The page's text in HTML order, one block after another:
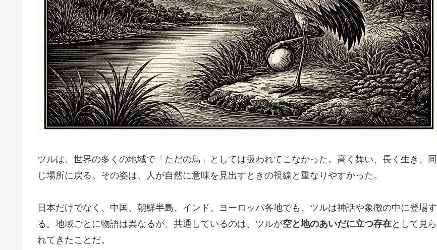
ツルは、世界の多くの地域で「ただの鳥」としては扱われてこなかった。高く舞い、長く生き、同
じ場所に戻る。その姿は、人が自然に意味を見出すときの視線と重なりやすかった。
日本だけでなく、中国、朝鮮半島、インド、ヨーロッパ各地でも、ツルは神話や象徴の中に登場す
る。地域ごとに物語は異なるが、共通しているのは、ツルが空と地のあいだに立つ存在として見ら
れてきたことだ。